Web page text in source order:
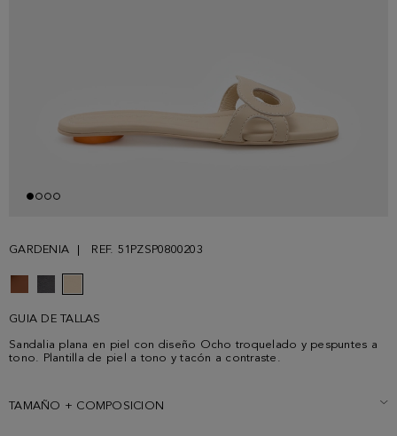
GARDENIA REF. 51PZSP0800203
GUIA DE TALLAS
Sandalia plana en piel con diseño Ocho troquelado y pespuntes a
tono. Plantilla de piel a tono y tacón a contraste.
TAMAÑO + COMPOSICION